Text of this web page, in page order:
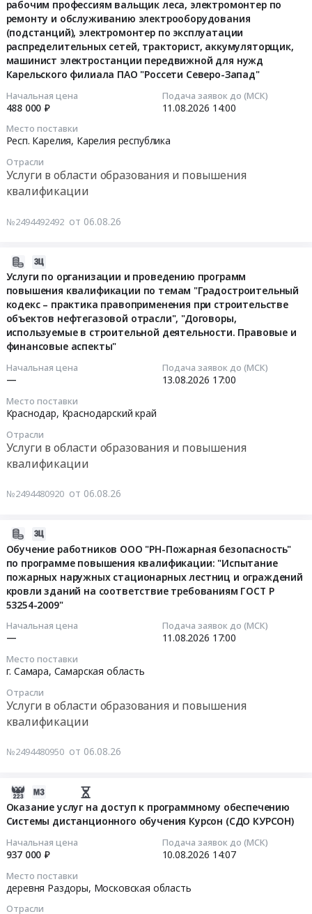
рабочим профессиям вальщик леса, электромонтер по
ремонту и обслуживанию электрооборудования
(подстанций), электромонтер по эксплуатации
распределительных сетей, тракторист, аккумуляторщик,
машинист электростанции передвижной для нужд
Карельского филиала ПАО "Россети Северо-Запад"
Начальная цена
488 000 ₽
Подача заявок до (МСК)
11.08.2026 14:00
Место поставки
Респ. Карелия, Карелия республика
Отрасли
Услуги в области образования и повышения
квалификации
№2494492492 от 06.08.26
Услуги по организации и проведению программ
повышения квалификации по темам "Градостроительный
кодекс – практика правоприменения при строительстве
объектов нефтегазовой отрасли", "Договоры,
используемые в строительной деятельности. Правовые и
финансовые аспекты"
Начальная цена
—
Подача заявок до (МСК)
13.08.2026 17:00
Место поставки
Краснодар, Краснодарский край
Отрасли
Услуги в области образования и повышения
квалификации
№2494480920 от 06.08.26
Обучение работников ООО "РН-Пожарная безопасность"
по программе повышения квалификации: "Испытание
пожарных наружных стационарных лестниц и ограждений
кровли зданий на соответствие требованиям ГОСТ Р
53254-2009"
Начальная цена
—
Подача заявок до (МСК)
11.08.2026 17:00
Место поставки
г. Самара, Самарская область
Отрасли
Услуги в области образования и повышения
квалификации
№2494480950 от 06.08.26
Оказание услуг на доступ к программному обеспечению
Системы дистанционного обучения Курсон (СДО КУРСОН)
Начальная цена
937 000 ₽
Подача заявок до (МСК)
10.08.2026 14:07
Место поставки
деревня Раздоры, Московская область
Отрасли